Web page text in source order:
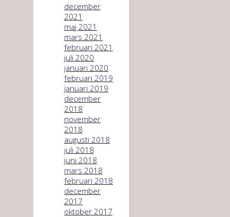
december
2021
maj 2021
mars 2021
februari 2021
juli 2020
januari 2020
februari 2019
januari 2019
december
2018
november
2018
augusti 2018
juli 2018
juni 2018
mars 2018
februari 2018
december
2017
oktober 2017